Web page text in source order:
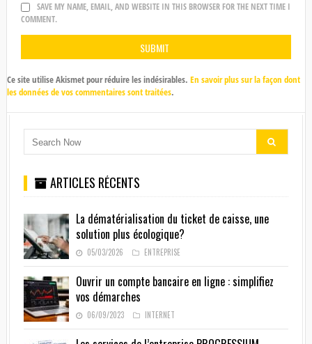
SAVE MY NAME, EMAIL, AND WEBSITE IN THIS BROWSER FOR THE NEXT TIME I
COMMENT.
Ce site utilise Akismet pour réduire les indésirables. En savoir plus sur la façon dont
les données de vos commentaires sont traitées.
ARTICLES RÉCENTS
La dématérialisation du ticket de caisse, une
solution plus écologique?
05/03/2026 ENTREPRISE
Ouvrir un compte bancaire en ligne : simplifiez
vos démarches
06/09/2023 INTERNET